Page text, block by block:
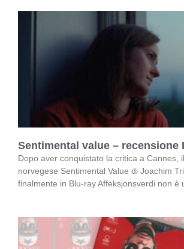
Sentimental value – recensione
Dopo aver conquistato la critica a Cannes,
norvegese Sentimental Value di Joachim
finalmente in Blu-ray Affeksjonsverdi non è